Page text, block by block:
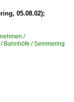
05.08.02);
/
Bahnhöfe / Semmering